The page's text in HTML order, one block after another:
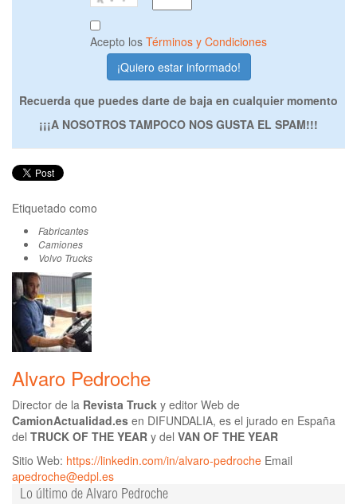
Acepto los Términos y Condiciones
Recuerda que puedes darte de baja en cualquier momento
¡¡¡A NOSOTROS TAMPOCO NOS GUSTA EL SPAM!!!
Etiquetado como
Fabricantes
Camiones
Volvo Trucks
Alvaro Pedroche
Director de la Revista Truck y editor Web de
CamionActualidad.es en DIFUNDALIA, es el jurado en España
del TRUCK OF THE YEAR y del VAN OF THE YEAR
Sitio Web: https://linkedin.com/in/alvaro-pedroche Email
apedroche@edpl.es
Lo último de Alvaro Pedroche